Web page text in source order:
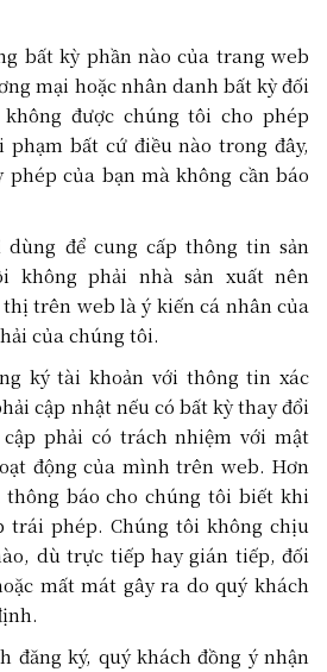
bất kỳ phần nào của trang web
mại hoặc nhân danh bất kỳ đối
được chúng tôi cho phép
phạm bất cứ điều nào trong đây,
phép của bạn mà không cần báo
để cung cấp thông tin sản
không phải nhà sản xuất nên
trên web là ý kiến cá nhân của
của chúng tôi.
ký tài khoản với thông tin xác
cập nhật nếu có bất kỳ thay đổi
phải có trách nhiệm với mật
động của mình trên web. Hơn
báo cho chúng tôi biết khi
trái phép. Chúng tôi không chịu
dù trực tiếp hay gián tiếp, đối
mất mát gây ra do quý khách
đăng ký, quý khách đồng ý nhận